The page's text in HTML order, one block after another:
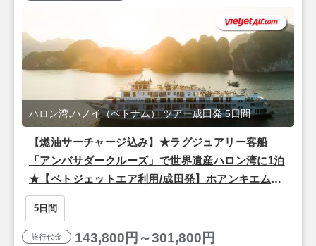
【燃油サーチャージ込み】★ラグジュアリー客船
「アンバサダークルーズ」で世界遺産ハロン湾に1泊
★【ベトジェットエア利用/成田発】ホアンキエム湖
近く！観光に便利でスタイリッシュな4つ星『ザ・チ
ーブティック・ハノイ（スーペリアルーム）』宿泊
ハノイ3泊5日
ハロン湾,ハノイ（ベトナム） ツアー成田発 5日間
5日間
旅行代金 143,800円～301,800円